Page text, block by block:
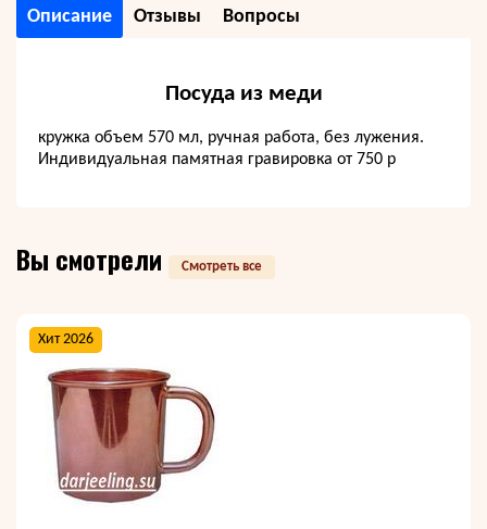
Описание Отзывы Вопросы
Посуда из меди
кружка объем 570 мл, ручная работа, без лужения.
Индивидуальная памятная гравировка от 750 р
Вы смотрели Смотреть все
Хит 2026